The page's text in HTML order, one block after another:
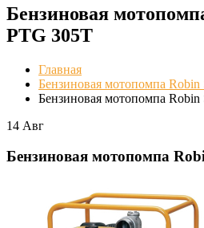
Бензиновая
PTG 305T
Главная
Бензиновая мотопомпа Robin
Бензиновая мотопомпа Robin
14 Авг
Бензиновая мотопомпа